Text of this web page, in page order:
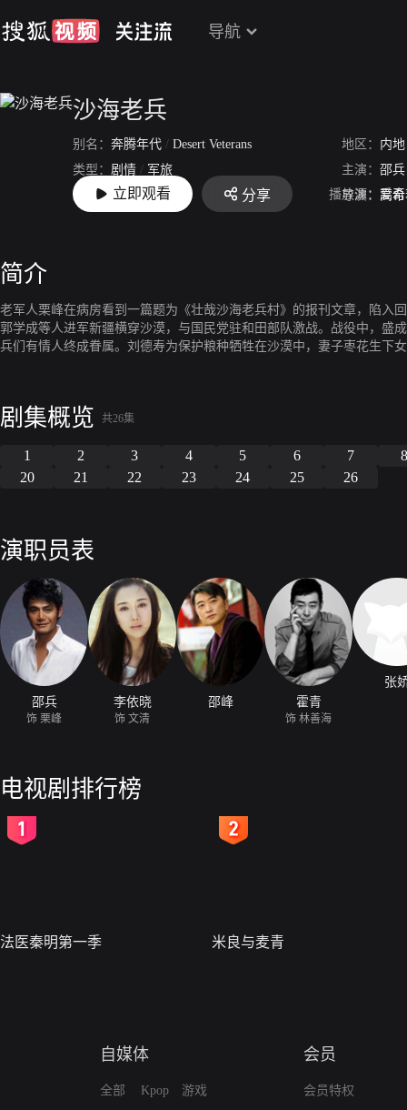
导航
沙海老兵
别名： 奔腾年代 / Desert Veterans 地区： 内地
类型： 剧情 / 军旅 主演： 邵兵
上映： 2018-03-12 导演： 高
立即观看 分享 播放源： 爱
简介
老军人栗峰在病房看到一篇题为《壮哉沙海老兵村》的报刊文章，陷入
郭学成等人进军新疆横穿沙漠，与国民党驻和田部队激战。战役中，盛
兵们有情人终成眷属。刘德寿为保护粮种牺牲在沙漠中，妻子枣花生下
剧集概览 共26集
1 2 3 4 5 6 7
20
21 22 23 24 25 26
演职员表
邵兵
饰 栗峰
李依晓
饰 文清
邵峰 霍青
饰 林善海
张
电视剧排行榜
法医秦明第一季 米良与麦青
自媒体
全部
Kpop
游戏
会员
会员特权